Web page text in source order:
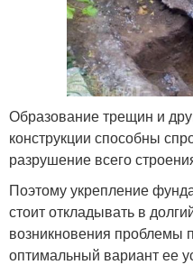
Образование трещин и
конструкции способны
разрушение всего
Поэтому укрепление
стоит откладывать в
возникновения проблемы
оптимальный вариант ее